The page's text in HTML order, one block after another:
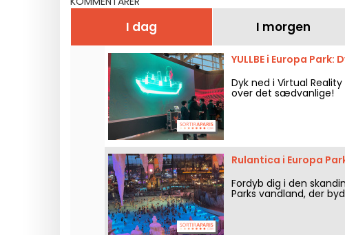
I dag I morgen
YULLBE i Europa
Dyk ned i Virtual
over det sædvanlige!
Rulantica i Europa
Fordyb dig i den
Parks vandland, der